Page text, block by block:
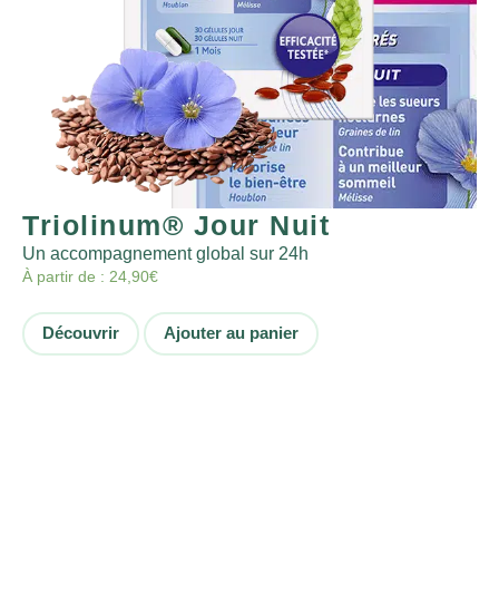
Triolinum® Jour Nuit
Un accompagnement global sur 24h
À partir de : 24,90€
Découvrir Ajouter au panier